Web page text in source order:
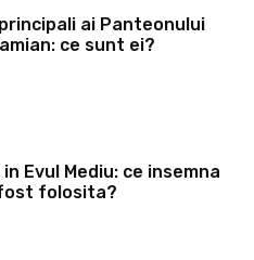
ai Panteonului
ce sunt ei?
Evul Mediu: ce insemna
folosita?